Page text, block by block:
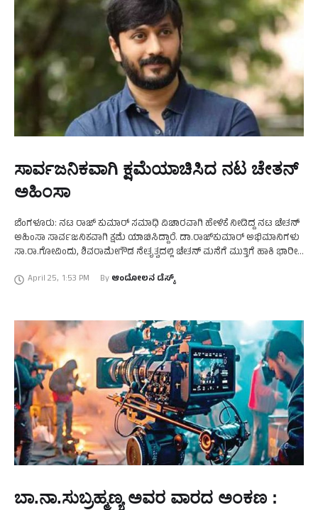
ಸಾರ್ವಜನಿಕವಾಗಿ ಕ್ಷಮೆಯಾಚಿಸಿದ ನಟ ಚೇತನ್‌
ಅಹಿಂಸಾ
ಬೆಂಗಳೂರು: ನಟ ರಾಜ್‌ ಕುಮಾರ್‌ ಸಮಾಧಿ ವಿಚಾರವಾಗಿ ಹೇಳಿಕೆ ನೀಡಿದ್ದ ನಟ ಚೇತನ್‌
ಅಹಿಂಸಾ ಸಾರ್ವಜನಿಕವಾಗಿ ಕ್ಷಮೆ ಯಾಚಿಸಿದ್ದಾರೆ. ಡಾ.ರಾಜ್‌ಕುಮಾರ್‌ ಅಭಿಮಾನಿಗಳು
ಸಾ.ರಾ.ಗೋವಿಂದು, ಶಿವರಾಮೇಗೌಡ ನೇತೃತ್ವದಲ್ಲಿ ಚೇತನ್‌ ಮನೆಗೆ ಮುತ್ತಿಗೆ ಹಾಕಿ ಭಾರೀ
April 25, 1:53 PM By ಆಂದೋಲನ ಡೆಸ್ಕ್
ಬಾ.ನಾ.ಸುಬ್ರಹ್ಮಣ್ಯ ಅವರ ವಾರದ ಅಂಕಣ :